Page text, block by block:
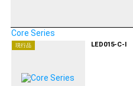
Core Series
現行品 LED015-C-I